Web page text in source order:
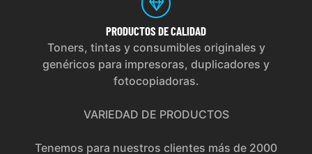
PRODUCTOS DE CALIDAD
Toners, tintas y consumibles originales y
genéricos para impresoras, duplicadores y
fotocopiadoras.
VARIEDAD DE PRODUCTOS
Tenemos para nuestros clientes más de 2000